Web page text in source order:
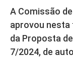
A Comissão
aprovou nesta
da Proposta
7/2024, de